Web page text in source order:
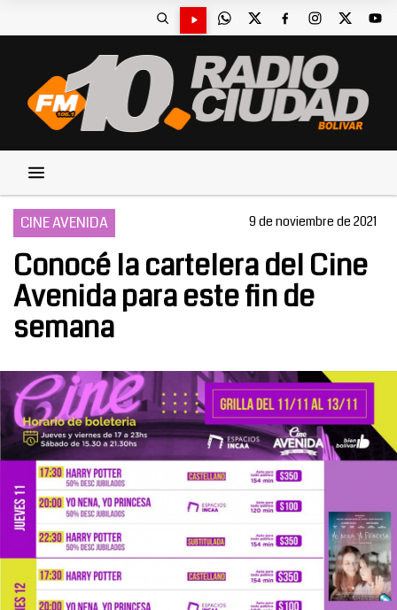
CINE AVENIDA 9 de noviembre de 2021
Conocé la cartelera del Cine
Avenida para este fin de
semana